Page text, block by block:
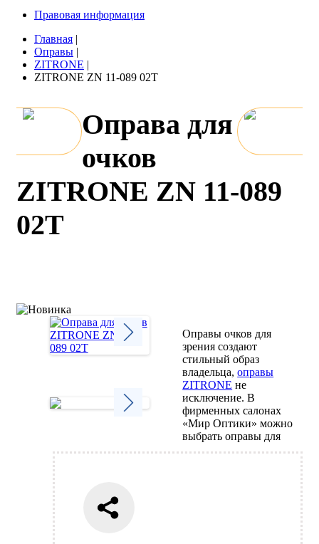
Правовая информация
Главная |
Оправы |
ZITRONE |
ZITRONE ZN 11-089 02T
Оправа для
очков
ZITRONE ZN 11-089
02T
Оправы очков для
зрения создают
стильный образ
владельца,оправы
ZITRONE не
исключение. В
фирменных салонах
«Мир Оптики» можно
выбрать оправы для